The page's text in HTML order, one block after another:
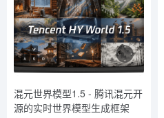
混元世界模型1.5 - 腾讯混元开
源的实时世界模型生成框架